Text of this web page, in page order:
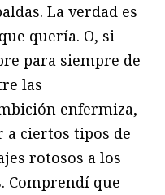
La verdad es
quería. O, si
para siempre de
las
enfermiza,
a ciertos tipos de
rotosos a los
Comprendí que